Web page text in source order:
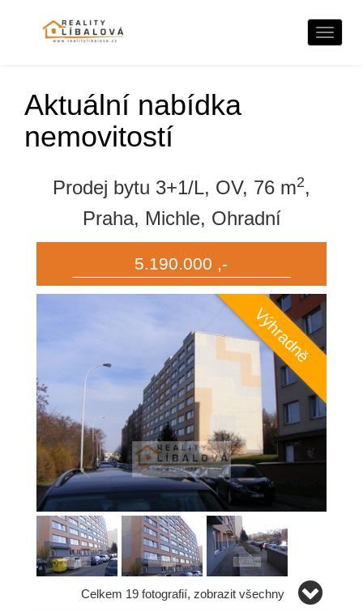
Aktuální nabídka
nemovitostí
Prodej bytu 3+1/L, OV, 76 m2,
Praha, Michle, Ohradní
5.190.000 ,-
Celkem 19 fotografií, zobrazit všechny